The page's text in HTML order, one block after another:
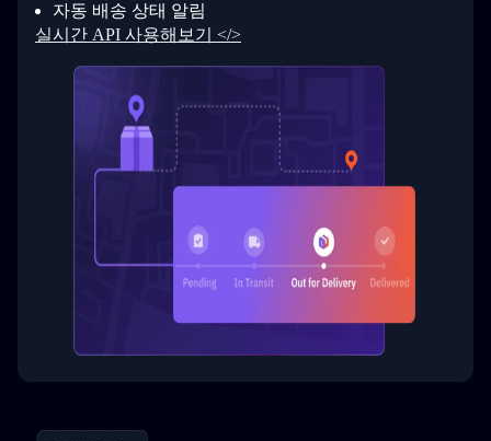
33
34
  }
}
자동 배송 상태 알림
실시간 API 사용해보기 </>